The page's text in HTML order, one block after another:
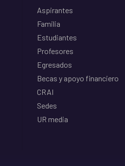
Aspirantes
Familia
Estudiantes
Profesores
Egresados
Becas y apoyo financiero
CRAI
Sedes
UR media